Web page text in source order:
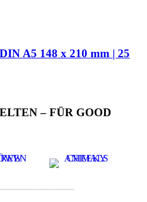
A5 148 x 210 mm | 25
– FÜR GOOD